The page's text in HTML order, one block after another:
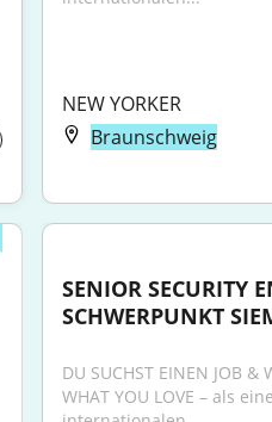
NEW YORKER
Braunschweig
SENIOR SECURITY
SCHWERPUNKT
DU SUCHST EINEN JOB &
WHAT YOU LOVE – als